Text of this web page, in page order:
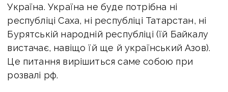
Україна. Україна не буде потрібна ні
республіці Саха, ні республіці Татарстан, ні
Бурятській народній республіці (їй Байкалу
вистачає, навіщо їй ще й український Азов).
Це питання вирішиться саме собою при
розвалі рф.